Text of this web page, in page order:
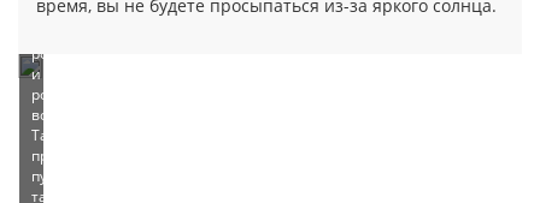
время, вы не будете просыпаться из-за яркого солнца.
управления
рольставнями
и
роллетными
воротами.
Также
предлагаем
пульты,
таймеры,
Ручное
управление